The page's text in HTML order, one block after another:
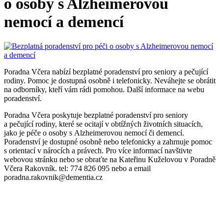
o osoby s Alzheimerovou
nemocí a demencí
Poradna Včera nabízí bezplatné poradenství pro seniory a pečující
rodiny. Pomoc je dostupná osobně i telefonicky. Neváhejte se obrátit
na odborníky, kteří vám rádi pomohou. Další informace na webu
poradenství.
Poradna Včera poskytuje bezplatné poradenství pro seniory
a pečující rodiny, které se ocitají v obtížných životních situacích,
jako je péče o osoby s Alzheimerovou nemocí či demencí.
Poradenství je dostupné osobně nebo telefonicky a zahrnuje pomoc
s orientací v nárocích a právech. Pro více informací navštivte
webovou stránku nebo se obraťte na Kateřinu Kuželovou v Poradně
Včera Rakovník. tel: 774 826 095 nebo a email
poradna.rakovnik@dementia.cz